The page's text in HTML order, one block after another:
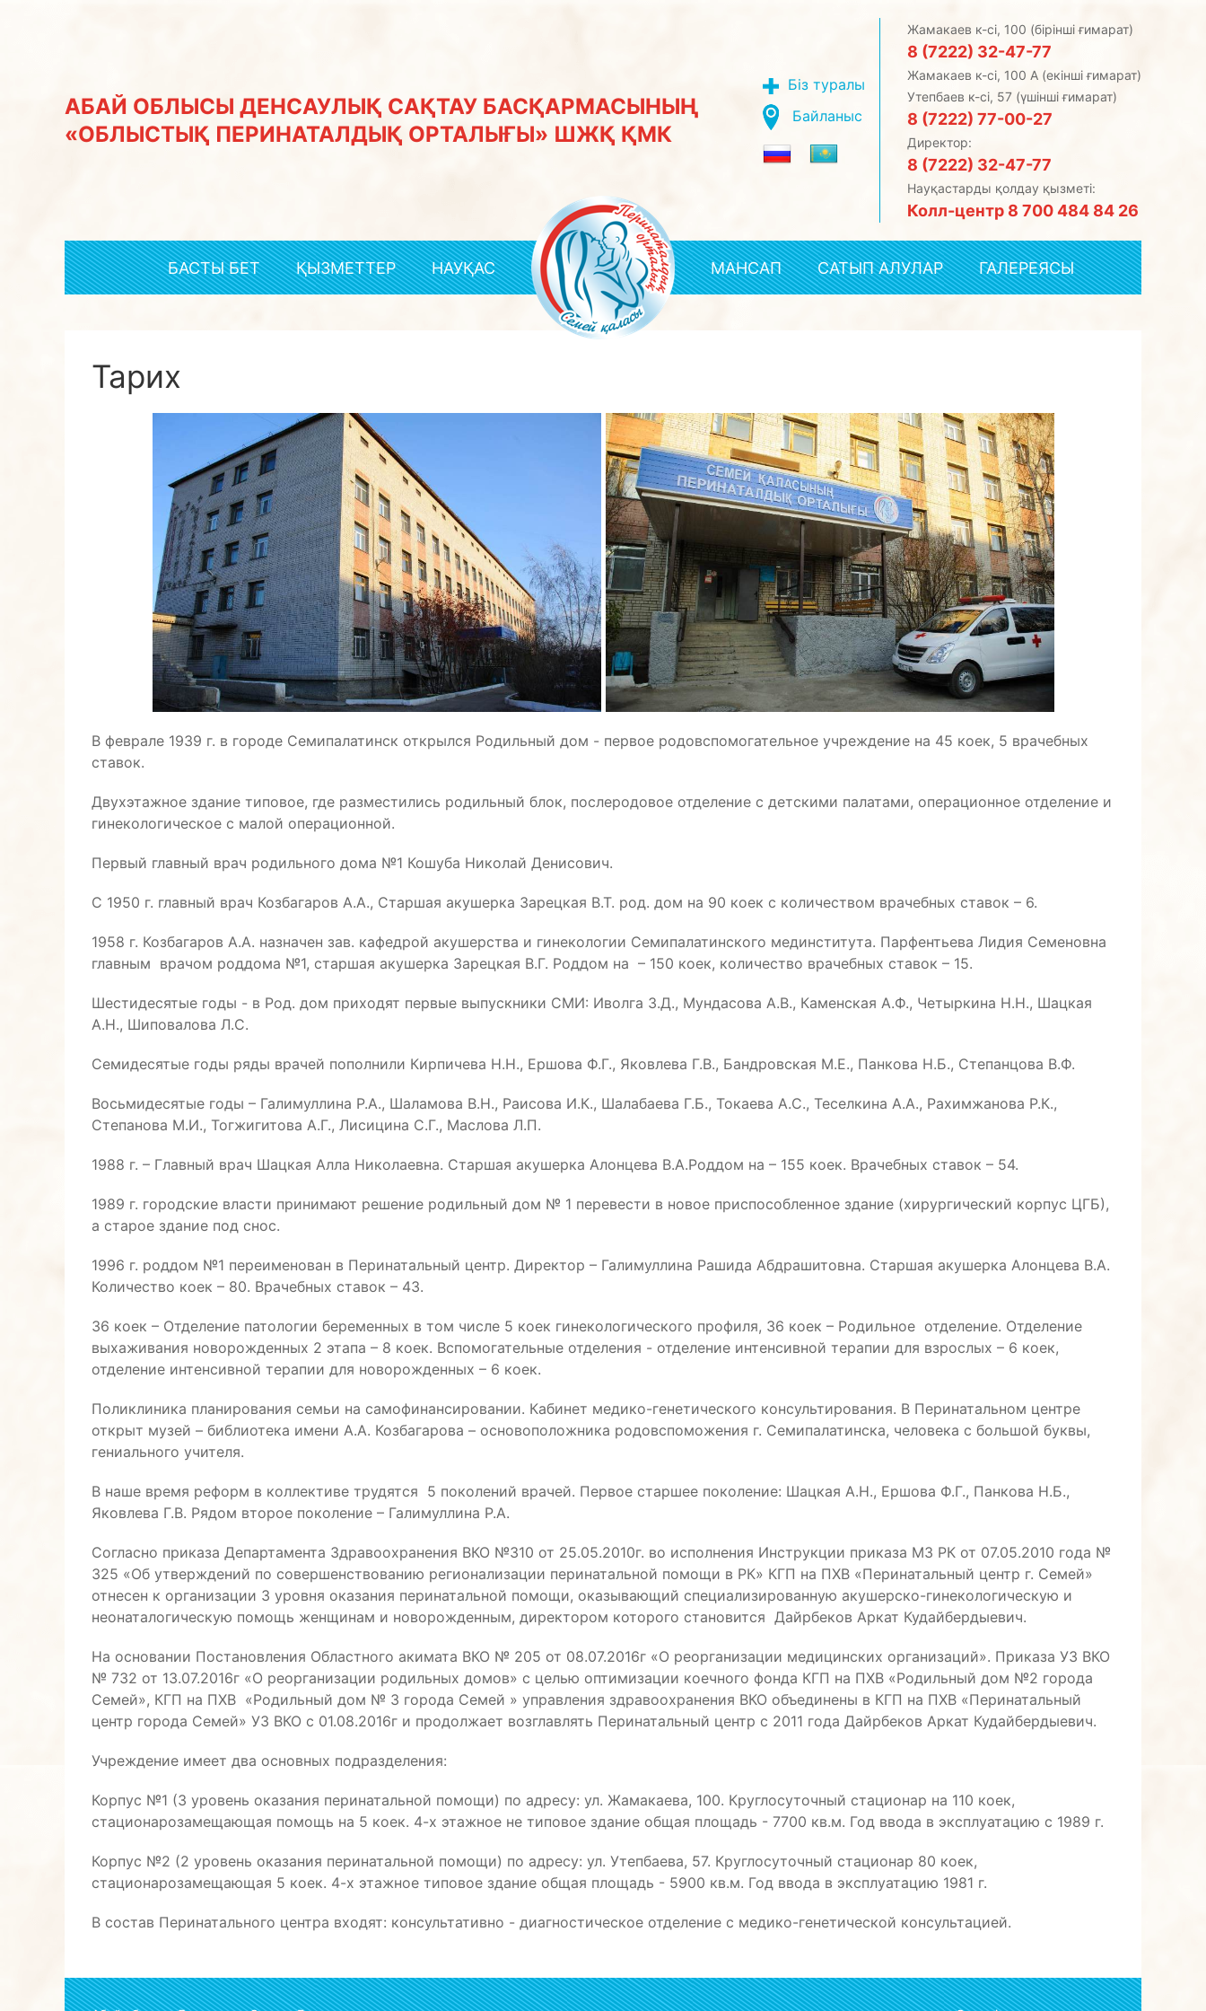
АБАЙ ОБЛЫСЫ ДЕНСАУЛЫҚ САҚТАУ БАСҚАРМАСЫНЫҢ
«ОБЛЫСТЫҚ ПЕРИНАТАЛДЫҚ ОРТАЛЫҒЫ» ШЖҚ ҚМК
Біз туралы
Байланыс
Жамакаев к-сі, 100 (бірінші ғимарат)
8 (7222) 32-47-77
Жамакаев к-сі, 100 А (екінші ғимарат)
Утепбаев к-сі, 57 (үшінші ғимарат)
8 (7222) 77-00-27
Директор:
8 (7222) 32-47-77
Науқастарды қолдау қызметі:
Колл-центр 8 700 484 84 26
БАСТЫ БЕТ ҚЫЗМЕТТЕР НАУҚАС МАНСАП CАТЫП АЛУЛАР ГАЛЕРЕЯСЫ
Тарих
В феврале 1939 г. в городе Семипалатинск открылся Родильный дом - первое родовспомогательное учреждение на 45 коек, 5 врачебных
ставок.
Двухэтажное здание типовое, где разместились родильный блок, послеродовое отделение с детскими палатами, операционное отделение и
гинекологическое с малой операционной.
Первый главный врач родильного дома №1 Кошуба Николай Денисович.
С 1950 г. главный врач Козбагаров А.А., Старшая акушерка Зарецкая В.Т. род. дом на 90 коек с количеством врачебных ставок – 6.
1958 г. Козбагаров А.А. назначен зав. кафедрой акушерства и гинекологии Семипалатинского мединститута. Парфентьева Лидия Семеновна
главным врачом роддома №1, старшая акушерка Зарецкая В.Г. Роддом на – 150 коек, количество врачебных ставок – 15.
Шестидесятые годы - в Род. дом приходят первые выпускники СМИ: Иволга З.Д., Мундасова А.В., Каменская А.Ф., Четыркина Н.Н., Шацкая
А.Н., Шиповалова Л.С.
Семидесятые годы ряды врачей пополнили Кирпичева Н.Н., Ершова Ф.Г., Яковлева Г.В., Бандровская М.Е., Панкова Н.Б., Степанцова В.Ф.
Восьмидесятые годы – Галимуллина Р.А., Шаламова В.Н., Раисова И.К., Шалабаева Г.Б., Токаева А.С., Теселкина А.А., Рахимжанова Р.К.,
Степанова М.И., Тогжигитова А.Г., Лисицина С.Г., Маслова Л.П.
1988 г. – Главный врач Шацкая Алла Николаевна. Старшая акушерка Алонцева В.А.Роддом на – 155 коек. Врачебных ставок – 54.
1989 г. городские власти принимают решение родильный дом № 1 перевести в новое приспособленное здание (хирургический корпус ЦГБ),
а старое здание под снос.
1996 г. роддом №1 переименован в Перинатальный центр. Директор – Галимуллина Рашида Абдрашитовна. Старшая акушерка Алонцева В.А.
Количество коек – 80. Врачебных ставок – 43.
36 коек – Отделение патологии беременных в том числе 5 коек гинекологического профиля, 36 коек – Родильное отделение. Отделение
выхаживания новорожденных 2 этапа – 8 коек. Вспомогательные отделения - отделение интенсивной терапии для взрослых – 6 коек,
отделение интенсивной терапии для новорожденных – 6 коек.
Поликлиника планирования семьи на самофинансировании. Кабинет медико-генетического консультирования. В Перинатальном центре
открыт музей – библиотека имени А.А. Козбагарова – основоположника родовспоможения г. Семипалатинска, человека с большой буквы,
гениального учителя.
В наше время реформ в коллективе трудятся 5 поколений врачей. Первое старшее поколение: Шацкая А.Н., Ершова Ф.Г., Панкова Н.Б.,
Яковлева Г.В. Рядом второе поколение – Галимуллина Р.А.
Согласно приказа Департамента Здравоохранения ВКО №310 от 25.05.2010г. во исполнения Инструкции приказа МЗ РК от 07.05.2010 года №
325 «Об утверждений по совершенствованию регионализации перинатальной помощи в РК» КГП на ПХВ «Перинатальный центр г. Семей»
отнесен к организации 3 уровня оказания перинатальной помощи, оказывающий специализированную акушерско-гинекологическую и
неонаталогическую помощь женщинам и новорожденным, директором которого становится Дайрбеков Аркат Кудайбердыевич.
На основании Постановления Областного акимата ВКО № 205 от 08.07.2016г «О реорганизации медицинских организаций». Приказа УЗ ВКО
№ 732 от 13.07.2016г «О реорганизации родильных домов» с целью оптимизации коечного фонда КГП на ПХВ «Родильный дом №2 города
Семей», КГП на ПХВ «Родильный дом № 3 города Семей » управления здравоохранения ВКО объединены в КГП на ПХВ «Перинатальный
центр города Семей» УЗ ВКО с 01.08.2016г и продолжает возглавлять Перинатальный центр с 2011 года Дайрбеков Аркат Кудайбердыевич.
Учреждение имеет два основных подразделения:
Корпус №1 (3 уровень оказания перинатальной помощи) по адресу: ул. Жамакаева, 100. Круглосуточный стационар на 110 коек,
стационарозамещающая помощь на 5 коек. 4-х этажное не типовое здание общая площадь - 7700 кв.м. Год ввода в эксплуатацию с 1989 г.
Корпус №2 (2 уровень оказания перинатальной помощи) по адресу: ул. Утепбаева, 57. Круглосуточный стационар 80 коек,
стационарозамещающая 5 коек. 4-х этажное типовое здание общая площадь - 5900 кв.м. Год ввода в эксплуатацию 1981 г.
В состав Перинатального центра входят: консультативно - диагностическое отделение с медико-генетической консультацией.